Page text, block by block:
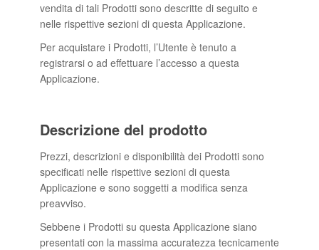
vendita di tali Prodotti sono descritte di seguito e
nelle rispettive sezioni di questa Applicazione.
Per acquistare i Prodotti, l’Utente è tenuto a
registrarsi o ad effettuare l’accesso a questa
Applicazione.
Descrizione del prodotto
Prezzi, descrizioni e disponibilità dei Prodotti sono
specificati nelle rispettive sezioni di questa
Applicazione e sono soggetti a modifica senza
preavviso.
Sebbene i Prodotti su questa Applicazione siano
presentati con la massima accuratezza tecnicamente